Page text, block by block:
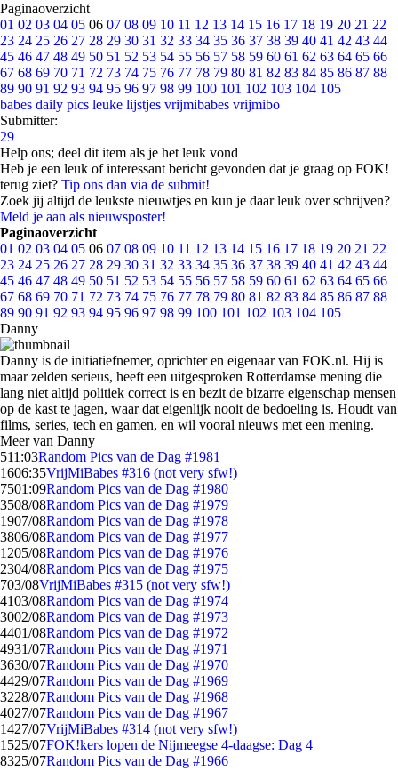
Paginaoverzicht
01 02 03 04 05 06 07 08 09 10 11 12 13 14 15 16 17 18 19 20 21 22
23 24 25 26 27 28 29 30 31 32 33 34 35 36 37 38 39 40 41 42 43 44
45 46 47 48 49 50 51 52 53 54 55 56 57 58 59 60 61 62 63 64 65 66
67 68 69 70 71 72 73 74 75 76 77 78 79 80 81 82 83 84 85 86 87 88
89 90 91 92 93 94 95 96 97 98 99 100 101 102 103 104 105
babes daily pics leuke lijstjes vrijmibabes vrijmibo
Submitter:
29
Help ons; deel dit item als je het leuk vond
Heb je een leuk of interessant bericht gevonden dat je graag op FOK!
terug ziet? Tip ons dan via de submit!
Zoek jij altijd de leukste nieuwtjes en kun je daar leuk over schrijven?
Meld je aan als nieuwsposter!
Paginaoverzicht
01 02 03 04 05 06 07 08 09 10 11 12 13 14 15 16 17 18 19 20 21 22
23 24 25 26 27 28 29 30 31 32 33 34 35 36 37 38 39 40 41 42 43 44
45 46 47 48 49 50 51 52 53 54 55 56 57 58 59 60 61 62 63 64 65 66
67 68 69 70 71 72 73 74 75 76 77 78 79 80 81 82 83 84 85 86 87 88
89 90 91 92 93 94 95 96 97 98 99 100 101 102 103 104 105
Danny
Danny is de initiatiefnemer, oprichter en eigenaar van FOK.nl. Hij is
maar zelden serieus, heeft een uitgesproken Rotterdamse mening die
lang niet altijd politiek correct is en bezit de bizarre eigenschap mensen
op de kast te jagen, waar dat eigenlijk nooit de bedoeling is. Houdt van
films, series, tech en gamen, en wil vooral nieuws met een mening.
Meer van Danny
511:03Random Pics van de Dag #1981
1606:35VrijMiBabes #316 (not very sfw!)
7501:09Random Pics van de Dag #1980
3508/08Random Pics van de Dag #1979
1907/08Random Pics van de Dag #1978
3806/08Random Pics van de Dag #1977
1205/08Random Pics van de Dag #1976
2304/08Random Pics van de Dag #1975
703/08VrijMiBabes #315 (not very sfw!)
4103/08Random Pics van de Dag #1974
3002/08Random Pics van de Dag #1973
4401/08Random Pics van de Dag #1972
4931/07Random Pics van de Dag #1971
3630/07Random Pics van de Dag #1970
4429/07Random Pics van de Dag #1969
3228/07Random Pics van de Dag #1968
4027/07Random Pics van de Dag #1967
1427/07VrijMiBabes #314 (not very sfw!)
1525/07FOK!kers lopen de Nijmeegse 4-daagse: Dag 4
8325/07Random Pics van de Dag #1966